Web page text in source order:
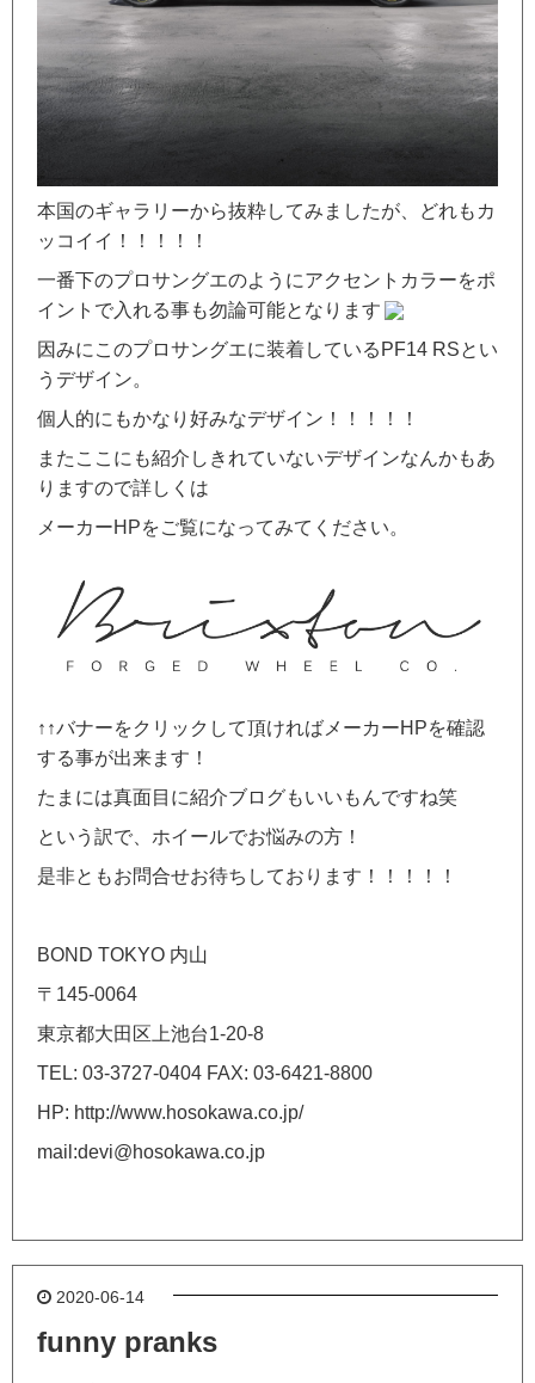
本国のギャラリーから抜粋してみましたが、どれもカ
ッコイイ！！！！！
一番下のプロサングエのようにアクセントカラーをポ
イントで入れる事も勿論可能となります
因みにこのプロサングエに装着しているPF14 RSとい
うデザイン。
個人的にもかなり好みなデザイン！！！！！
またここにも紹介しきれていないデザインなんかもあ
りますので詳しくは
メーカーHPをご覧になってみてください。
↑↑バナーをクリックして頂ければメーカーHPを確認
する事が出来ます！
たまには真面目に紹介ブログもいいもんですね笑
という訳で、ホイールでお悩みの方！
是非ともお問合せお待ちしております！！！！！
BOND TOKYO 内山
〒145-0064
東京都大田区上池台1-20-8
TEL: 03-3727-0404 FAX: 03-6421-8800
HP: http://www.hosokawa.co.jp/
mail:devi@hosokawa.co.jp
2020-06-14
funny pranks